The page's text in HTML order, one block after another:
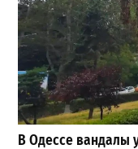
В Одессе вандалы